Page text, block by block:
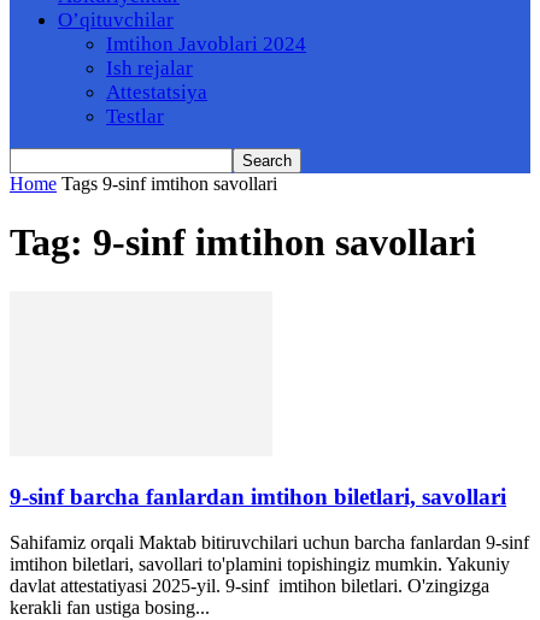
O’qituvchilar
Imtihon Javoblari 2024
Ish rejalar
Attestatsiya
Testlar
Home Tags 9-sinf imtihon savollari
Tag: 9-sinf imtihon savollari
9-sinf barcha fanlardan imtihon biletlari, savollari
Sahifamiz orqali Maktab bitiruvchilari uchun barcha fanlardan 9-sinf
imtihon biletlari, savollari to'plamini topishingiz mumkin. Yakuniy
davlat attestatiyasi 2025-yil. 9-sinf imtihon biletlari. O'zingizga
kerakli fan ustiga bosing...